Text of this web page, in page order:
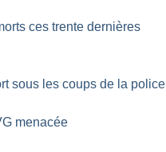
ces trente dernières
sous les coups de la police
menacée